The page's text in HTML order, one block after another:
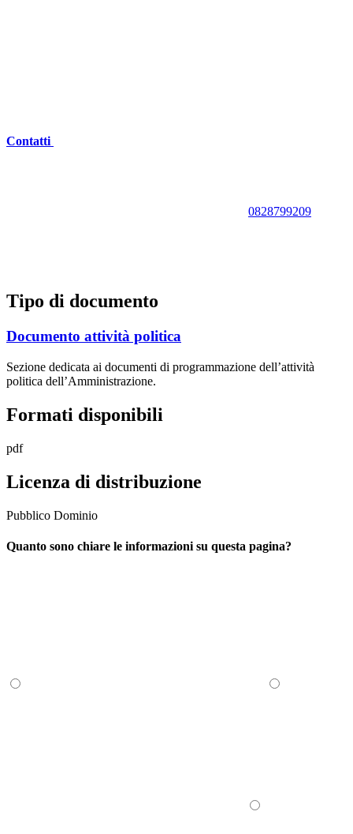
Contatti
0828799209
Tipo di documento
Documento attività politica
Sezione dedicata ai documenti di programmazione dell’attività
politica dell’Amministrazione.
Formati disponibili
pdf
Licenza di distribuzione
Pubblico Dominio
Quanto sono chiare le informazioni su questa pagina?